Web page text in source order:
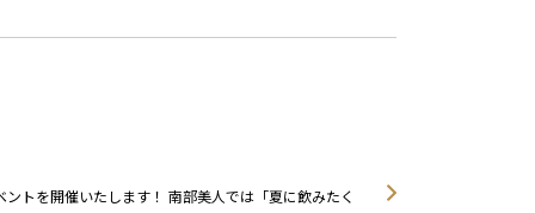
トを開催いたします！ 南部美人では「夏に飲みたく